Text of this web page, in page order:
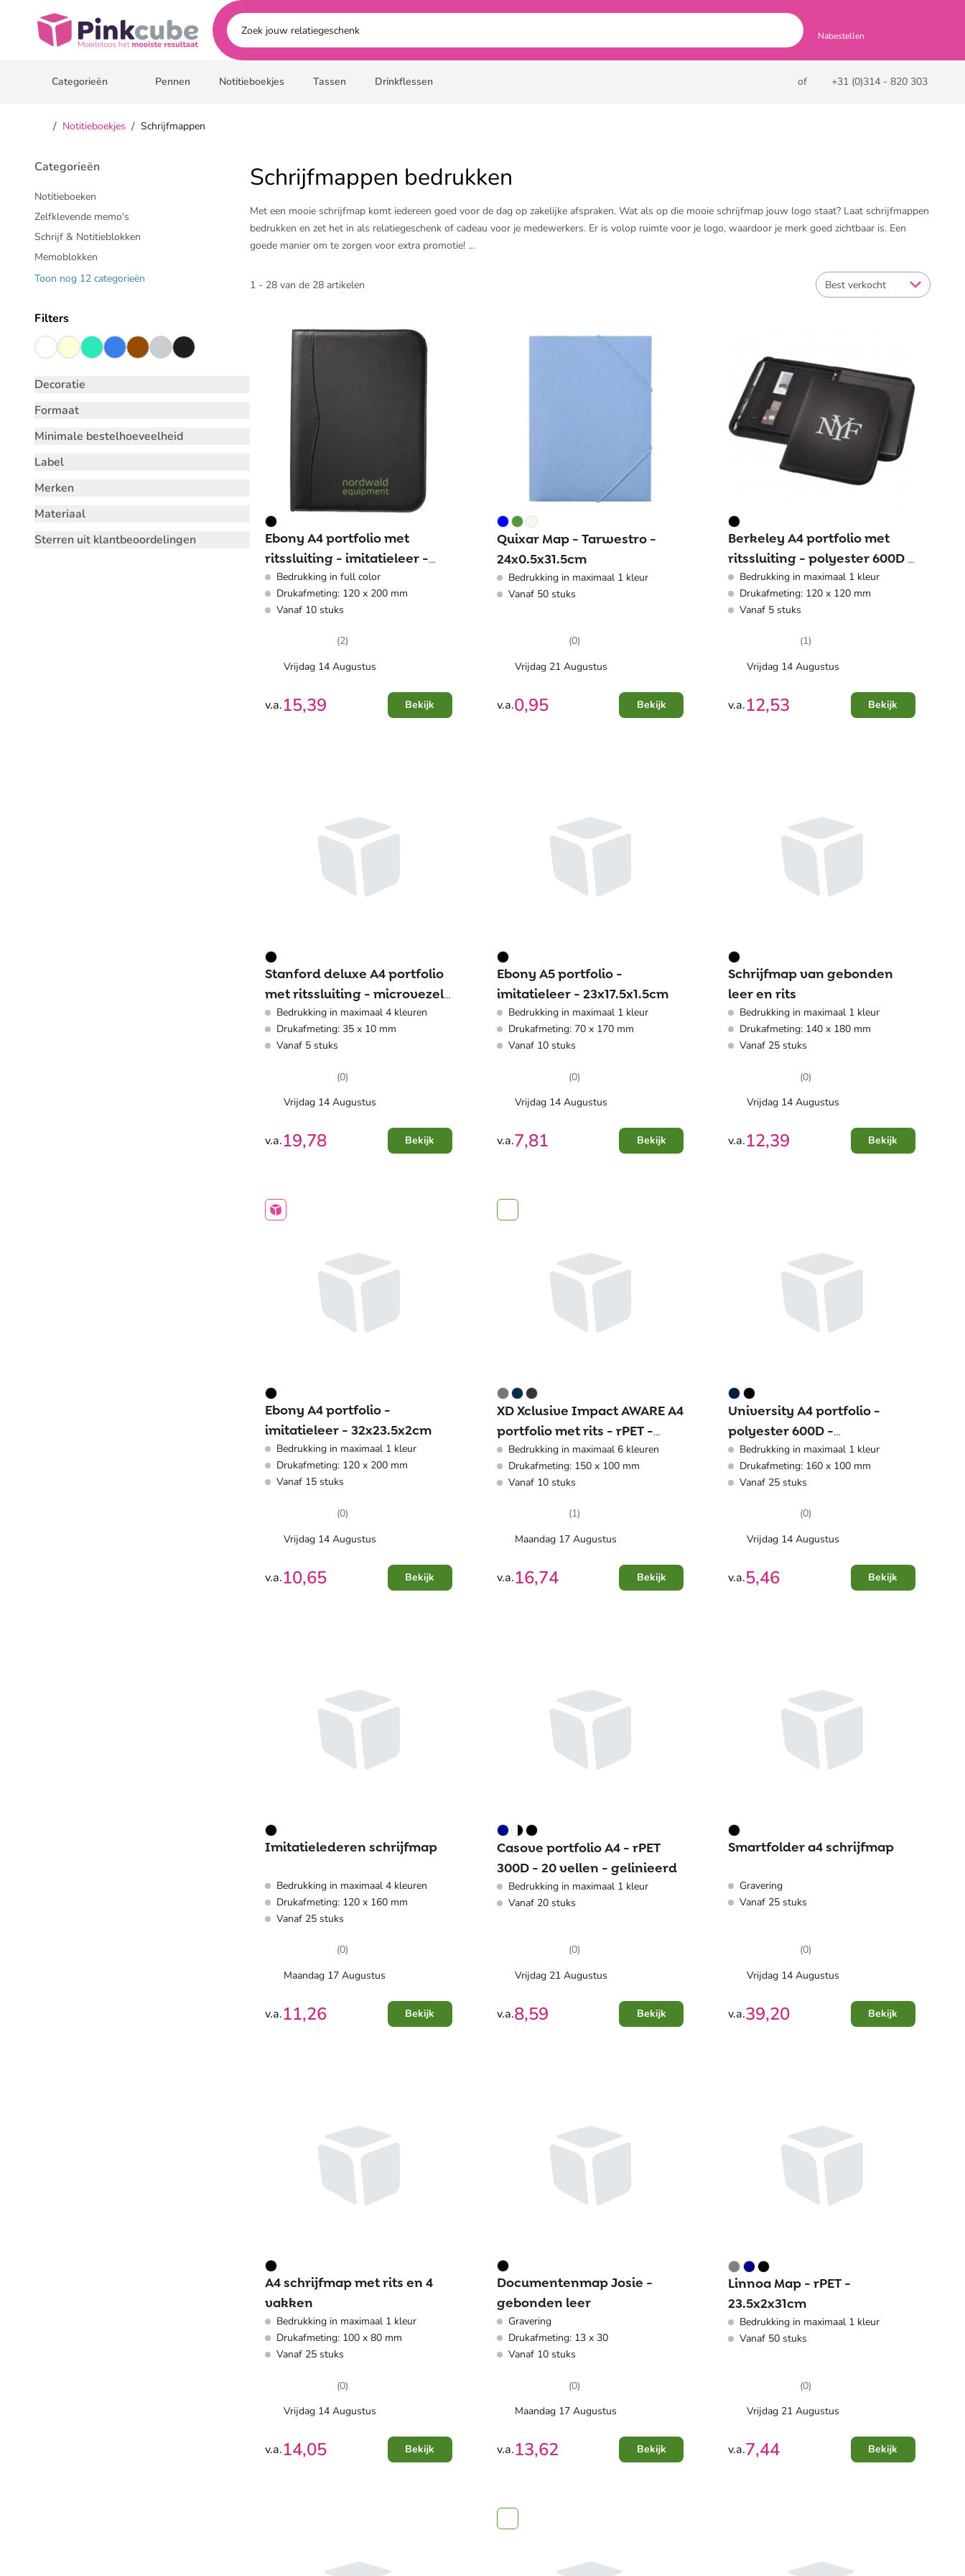
Pinkcube
Nabestellen
Categorieën Pennen Notitieboekjes Tassen Drinkflessen of +31 (0)314 - 820 303
/ Notitieboekjes / Schrijfmappen
Categorieën
Notitieboeken
Zelfklevende memo's
Schrijf & Notitieblokken
Memoblokken
Toon nog 12 categorieën
Filters
Decoratie
Formaat
Minimale bestelhoeveelheid
Label
Merken
Materiaal
Sterren uit klantbeoordelingen
Schrijfmappen bedrukken
Met een mooie schrijfmap komt iedereen goed voor de dag op zakelijke afspraken. Wat als op die mooie schrijfmap jouw logo staat? Laat schrijfmappen
bedrukken en zet het in als relatiegeschenk of cadeau voor je medewerkers. Er is volop ruimte voor je logo, waardoor je merk goed zichtbaar is. Een
goede manier om te zorgen voor extra promotie!
Combineer de bedrukte schrijfmappen met een ​
. Een compleet en praktisch geschenk, waar de
1 - 28 van de 28 artikelen Best verkocht
Ebony A4 portfolio met
ritssluiting - imitatieleer -
34x25x2.5cm
Bedrukking in full color
Drukafmeting: 120 x 200 mm
Vanaf 10 stuks
(2)
Vrijdag 14 Augustus
v.a.15,39 Bekijk
Quixar Map - Tarwestro -
24x0.5x31.5cm
Bedrukking in maximaal 1 kleur
Vanaf 50 stuks
(0)
Vrijdag 21 Augustus
v.a.0,95 Bekijk
Berkeley A4 portfolio met
ritssluiting - polyester 600D -
33.5x23.5x3cm
Bedrukking in maximaal 1 kleur
Drukafmeting: 120 x 120 mm
Vanaf 5 stuks
(1)
Vrijdag 14 Augustus
v.a.12,53 Bekijk
Stanford deluxe A4 portfolio
met ritssluiting - microvezel
- 34x28x4cm
Bedrukking in maximaal 4 kleuren
Drukafmeting: 35 x 10 mm
Vanaf 5 stuks
(0)
Vrijdag 14 Augustus
v.a.19,78 Bekijk
Ebony A5 portfolio -
imitatieleer - 23x17.5x1.5cm
Bedrukking in maximaal 1 kleur
Drukafmeting: 70 x 170 mm
Vanaf 10 stuks
(0)
Vrijdag 14 Augustus
v.a.7,81 Bekijk
Schrijfmap van gebonden
leer en rits
Bedrukking in maximaal 1 kleur
Drukafmeting: 140 x 180 mm
Vanaf 25 stuks
(0)
Vrijdag 14 Augustus
v.a.12,39 Bekijk
Ebony A4 portfolio -
imitatieleer - 32x23.5x2cm
Bedrukking in maximaal 1 kleur
Drukafmeting: 120 x 200 mm
Vanaf 15 stuks
(0)
Vrijdag 14 Augustus
v.a.10,65 Bekijk
XD Xclusive Impact AWARE A4
portfolio met rits - rPET -
33.1x24.5x2cm
Bedrukking in maximaal 6 kleuren
Drukafmeting: 150 x 100 mm
Vanaf 10 stuks
(1)
Maandag 17 Augustus
v.a.16,74 Bekijk
University A4 portfolio -
polyester 600D -
33x24.4x1.2cm
Bedrukking in maximaal 1 kleur
Drukafmeting: 160 x 100 mm
Vanaf 25 stuks
(0)
Vrijdag 14 Augustus
v.a.5,46 Bekijk
Imitatielederen schrijfmap
Bedrukking in maximaal 4 kleuren
Drukafmeting: 120 x 160 mm
Vanaf 25 stuks
(0)
Maandag 17 Augustus
v.a.11,26 Bekijk
Casove portfolio A4 - rPET
300D - 20 vellen - gelinieerd
Bedrukking in maximaal 1 kleur
Vanaf 20 stuks
(0)
Vrijdag 21 Augustus
v.a.8,59 Bekijk
Smartfolder a4 schrijfmap
Gravering
Vanaf 25 stuks
(0)
Vrijdag 14 Augustus
v.a.39,20 Bekijk
A4 schrijfmap met rits en 4
vakken
Bedrukking in maximaal 1 kleur
Drukafmeting: 100 x 80 mm
Vanaf 25 stuks
(0)
Vrijdag 14 Augustus
v.a.14,05 Bekijk
Documentenmap Josie -
gebonden leer
Gravering
Drukafmeting: 13 x 30
Vanaf 10 stuks
(0)
Maandag 17 Augustus
v.a.13,62 Bekijk
Linnoa Map - rPET -
23.5x2x31cm
Bedrukking in maximaal 1 kleur
Vanaf 50 stuks
(0)
Vrijdag 21 Augustus
v.a.7,44 Bekijk